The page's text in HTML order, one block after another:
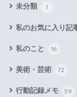
未分類 1
私のお気に入り記
私のこと 16
美術・芸術 72
行動記録メモ 59